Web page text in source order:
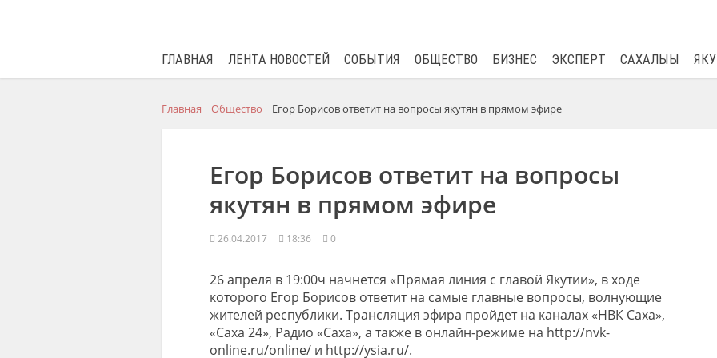
ГЛАВНАЯ ЛЕНТА НОВОСТЕЙ СОБЫТИЯ ОБЩЕСТВО БИЗНЕС ЭКСПЕРТ САХАЛЫЫ
Главная Общество Егор Борисов ответит на вопросы якутян в прямом эфире
Егор Борисов ответит на вопросы
якутян в прямом эфире
26.04.2017 18:36 0
26 апреля в 19:00ч начнется «Прямая линия с главой Якутии», в ходе
которого Егор Борисов ответит на самые главные вопросы, волнующие
жителей республики. Трансляция эфира пройдет на каналах «НВК Саха»,
«Саха 24», Радио «Саха», а также в онлайн-режиме на http://nvk-
online.ru/online/ и http://ysia.ru/.